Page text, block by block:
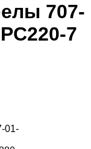
707-
7
01-